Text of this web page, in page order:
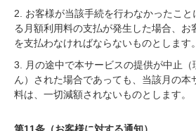
2. お客様が当該手続を行わなかったこ
る月額利用料の支払が発生した場合、お
を支払わなければならないものとします。
3. 月の途中で本サービスの提供が中止
ん）された場合であっても、当該月の本
料は、一切減額されないものとします。